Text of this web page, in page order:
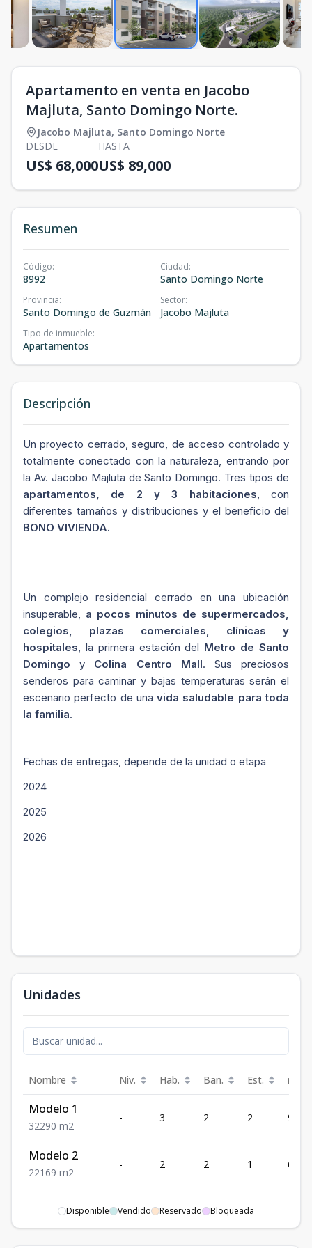
Apartamento en venta en Jacobo
Majluta, Santo Domingo Norte.
Jacobo Majluta, Santo Domingo Norte
DESDE
US$ 68,000
HASTA
US$ 89,000
Resumen
Código:
8992
Ciudad:
Santo Domingo Norte
Provincia:
Santo Domingo de Guzmán
Sector:
Jacobo Majluta
Tipo de inmueble:
Apartamentos
Descripción
Un proyecto cerrado, seguro, de acceso controlado y
totalmente conectado con la naturaleza, entrando por
la Av. Jacobo Majluta de Santo Domingo. Tres tipos de
apartamentos, de 2 y 3 habitaciones, con
diferentes tamaños y distribuciones y el beneficio del
BONO VIVIENDA.
Un complejo residencial cerrado en una ubicación
insuperable, a pocos minutos de supermercados,
colegios, plazas comerciales, clínicas y
hospitales, la primera estación del Metro de Santo
Domingo
y Colina Centro Mall. Sus preciosos
senderos para caminar y bajas temperaturas serán el
escenario perfecto de una vida saludable para toda
la familia.
Fechas de entregas, depende de la unidad o etapa
2024
2025
2026
Unidades
Nombre Niv. Hab. Ban. Est. m²
Modelo 1
32290 m2
- 3 2 2 90
Modelo 2
221 69 m2
- 2 2 1 69
Disponible Vendido Reservado Bloqueada